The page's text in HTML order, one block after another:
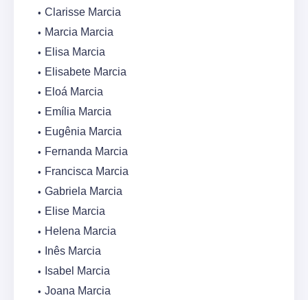
Clarisse Marcia
Marcia Marcia
Elisa Marcia
Elisabete Marcia
Eloá Marcia
Emília Marcia
Eugênia Marcia
Fernanda Marcia
Francisca Marcia
Gabriela Marcia
Elise Marcia
Helena Marcia
Inês Marcia
Isabel Marcia
Joana Marcia